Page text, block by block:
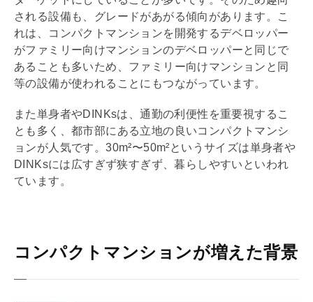
される設備も、グレードがあがる傾向があります。こ
れは、コンパクトマンションを開発するデベロッパー
がファミリー向けマンションのデベロッパーと同じで
あることも多いため、ファミリー向けマンションと同
等の設備が使われることにもつながっています。
また単身者やDINKsは、通勤の利便性を重要視するこ
とも多く、都市部にある立地の良いコンパクトマンシ
ョンが人気です。30m²〜50m²というサイズは単身者や
DINKsには広すぎず狭すぎず、暮らしやすいといわれ
ています。
コンパクトマンションが増えた背景